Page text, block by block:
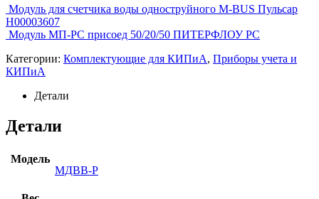
Модуль для счетчика воды одноструйного M-BUS Пульсар
Н00003607
Модуль МП-РС присоед 50/20/50 ПИТЕРФЛОУ РС
Категории: Комплектующие для КИПиА, Приборы учета и
КИПиА
Детали
Детали
Модель
МДВВ-Р